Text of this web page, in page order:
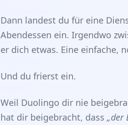
Dann landest du für eine
Abendessen ein. Irgendwo
er dich etwas. Eine einfache,
Und du frierst ein.
Weil Duolingo dir nie
hat dir beigebracht, dass „der